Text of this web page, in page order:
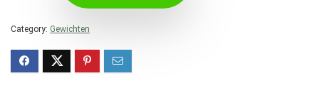
Category: Gewichten